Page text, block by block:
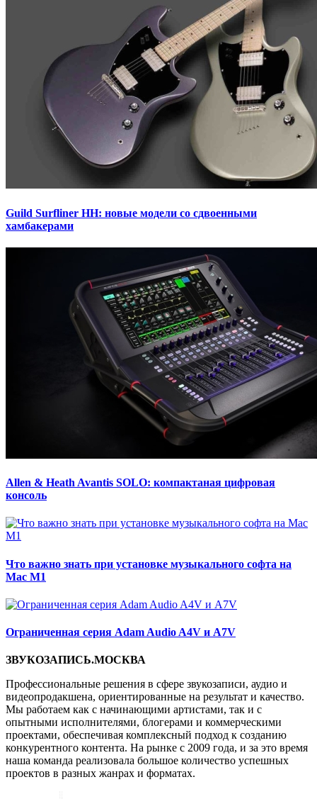
Guild Surfliner HH: новые модели со сдвоенными
хамбакерами
Allen & Heath Avantis SOLO: компактаная цифровая
консоль
Что важно знать при установке музыкального софта на
Mac M1
Ограниченная серия Adam Audio A4V и A7V
ЗВУКОЗАПИСЬ.МОСКВА
Профессиональные решения в сфере звукозаписи, аудио и
видеопродакшена, ориентированные на результат и качество.
Мы работаем как с начинающими артистами, так и с
опытными исполнителями, блогерами и коммерческими
проектами, обеспечивая комплексный подход к созданию
конкурентного контента. На рынке с 2009 года, и за это время
наша команда реализовала большое количество успешных
проектов в разных жанрах и форматах.